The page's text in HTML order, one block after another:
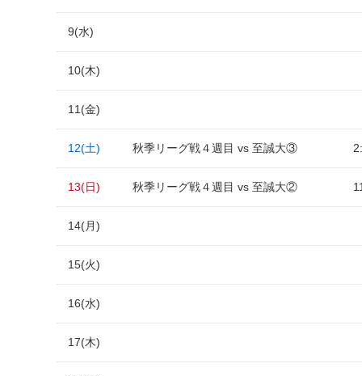
9(水)
10(木)
11(金)
12(土) 秋季リーグ戦４週目 vs 至誠大③
13(日) 秋季リーグ戦４週目 vs 至誠大②
14(月)
15(火)
16(水)
17(木)